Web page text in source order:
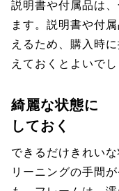
説明書や付属品は
ます。説明書や付
えるため、購入時
えておくとよいでし
綺麗な状態に
しておく
できるだけきれい
リーニングの手間